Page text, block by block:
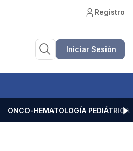
Registro
Iniciar Sesión
ONCO-HEMATOLOGÍA PEDIÁTRICA